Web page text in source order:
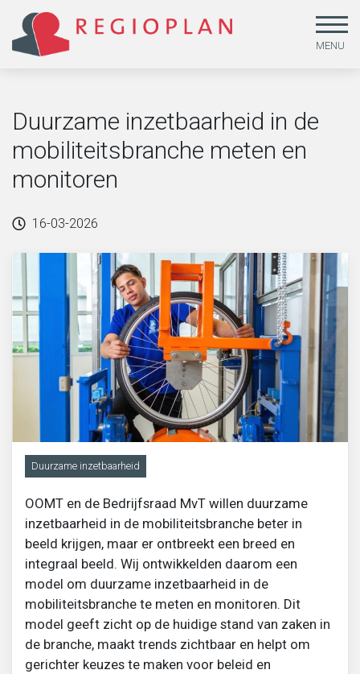
Gendergelijkheid, lhbtiq+ en emancipatie
Jeugd
Leefstijl en duurzaamheid
Migratie, integratie en diversiteit
Onderwijs
Sociaal domein
Veiligheid en recht
Beleid uitvoeren
Beleid ontwikkelen
Dataoplossingen
MVO & kwaliteit
Medewerkers
Werken bij
MENU
Duurzame inzetbaarheid in de
mobiliteitsbranche meten en
monitoren
16-03-2026
Duurzame inzetbaarheid
OOMT en de Bedrijfsraad MvT willen duurzame
inzetbaarheid in de mobiliteitsbranche beter in
beeld krijgen, maar er ontbreekt een breed en
integraal beeld. Wij ontwikkelden daarom een
model om duurzame inzetbaarheid in de
mobiliteitsbranche te meten en monitoren. Dit
model geeft zicht op de huidige stand van zaken in
de branche, maakt trends zichtbaar en helpt om
gerichter keuzes te maken voor beleid en